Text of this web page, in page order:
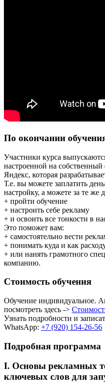
По окончании
Участники курса
настроенной на собственный
Яндекс, которая
Т.е. вы можете заплатить
настройку, а можете за те же
+ пройти обучение
+ настроить себе рекламу
+ и освоить все тонкости в
Это поможет вам:
+ самостоятельно вести
+ понимать куда и как
+ или нанять грамотного
компанию.
Стоимость обучения
Обучение индивидуальное.
посмотреть здесь ->
Узнать подробности и
WhatsApp: +7 (920) 154-26-56
Подробная программа
I. Основы рекламных
ключевых слов для